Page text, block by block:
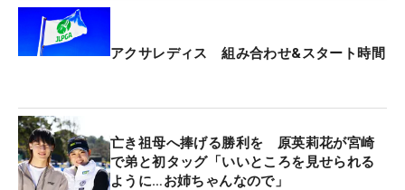
アクサレディス 組み合わせ&スタート時間
亡き祖母へ捧げる勝利を 原英莉花が宮崎
で弟と初タッグ「いいところを見せられる
ように…お姉ちゃんなので」